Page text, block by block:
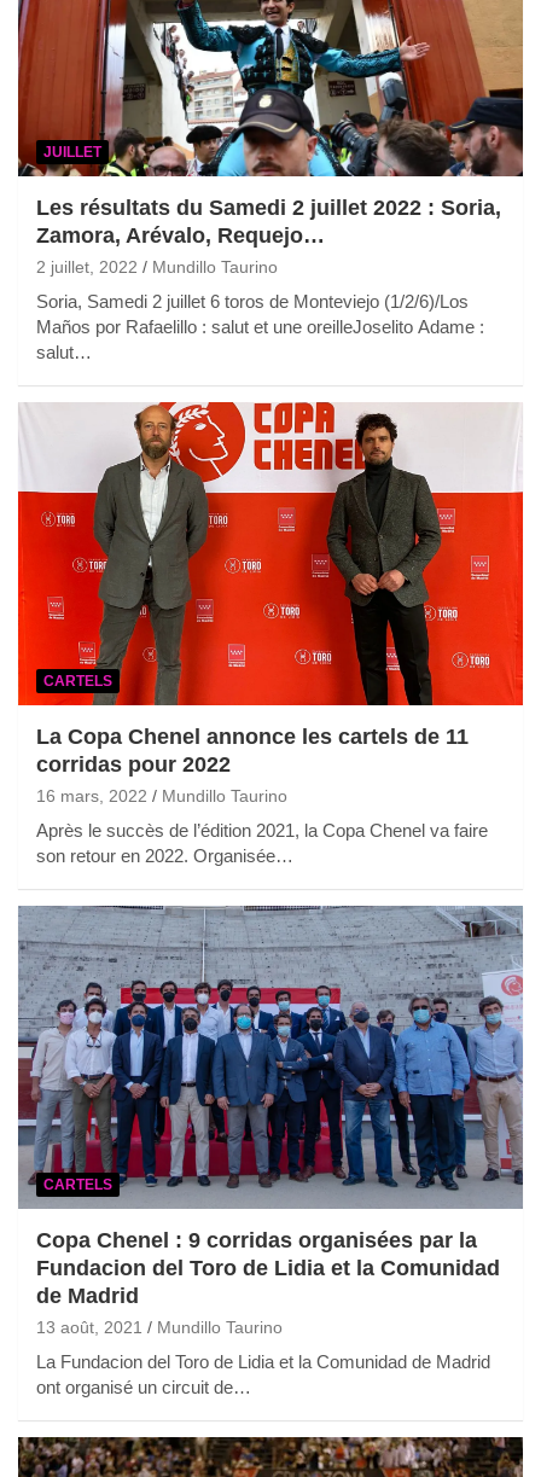
JUILLET
Les résultats du Samedi 2 juillet 2022 : Soria,
Zamora, Arévalo, Requejo…
2 juillet, 2022 Mundillo Taurino
Soria, Samedi 2 juillet 6 toros de Monteviejo (1/2/6)/Los
Maños por Rafaelillo : salut et une oreilleJoselito Adame :
salut…
CARTELS
La Copa Chenel annonce les cartels de 11
corridas pour 2022
16 mars, 2022 Mundillo Taurino
Après le succès de l’édition 2021, la Copa Chenel va faire
son retour en 2022. Organisée…
CARTELS
Copa Chenel : 9 corridas organisées par la
Fundacion del Toro de Lidia et la Comunidad
de Madrid
13 août, 2021 Mundillo Taurino
La Fundacion del Toro de Lidia et la Comunidad de Madrid
ont organisé un circuit de…